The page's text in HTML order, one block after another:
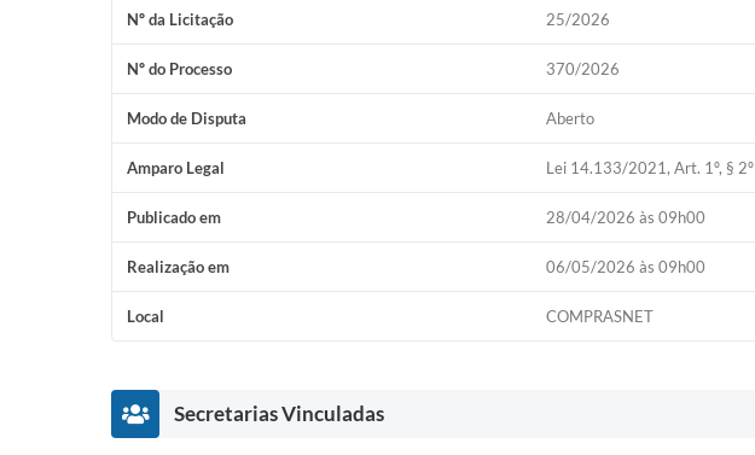
Nº da Licitação 25/2026
Nº do Processo 370/2026
Modo de Disputa Aberto
Amparo Legal Lei 14.133/2021, Art. 1º, § 2º
Publicado em 28/04/2026 às 09h00
Realização em 06/05/2026 às 09h00
Local COMPRASNET
Secretarias Vinculadas